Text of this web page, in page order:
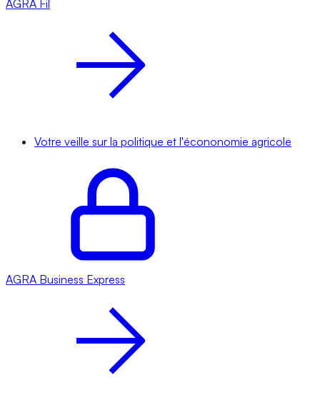
AGRA Fil
Votre veille sur la politique et l'écononomie agricole
AGRA Business Express